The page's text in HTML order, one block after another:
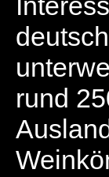
rund